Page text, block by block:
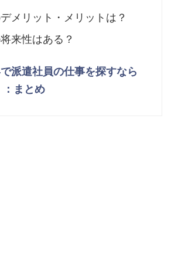
メリット・メリットは？
来性はある？
派遣社員の仕事を探すなら
まとめ